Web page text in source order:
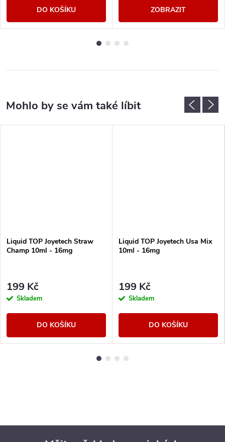
DO KOŠÍKU ZOBRAZIT
Liquid TOP Joyetech Straw
Champ 10ml - 16mg
199 Kč
Skladem
DO KOŠÍKU
Liquid TOP Joyetech Usa Mix
10ml - 16mg
199 Kč
Skladem
DO KOŠÍKU